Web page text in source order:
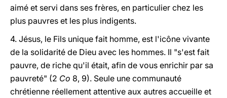
aimé et servi dans ses frères, en particulier chez les
plus pauvres et les plus indigents.
4. Jésus, le Fils unique fait homme, est l'icône vivante
de la solidarité de Dieu avec les hommes. Il "s'est fait
pauvre, de riche qu'il était, afin de vous enrichir par sa
pauvreté" (2 Co 8, 9). Seule une communauté
chrétienne réellement attentive aux autres accueille et